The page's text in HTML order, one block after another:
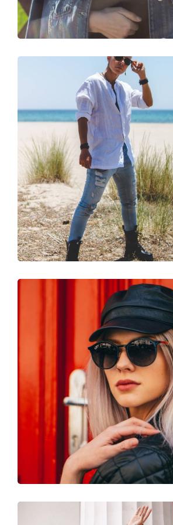
Plaquettes de nez ajustables:
Accessoires
Étui:
Tissu de nettoyage:
Catégorie:
Marque:
Utilisation:
Code:
Disponible avec correction: